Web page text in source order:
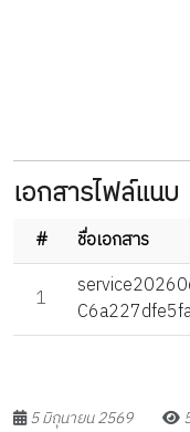
เอกสารไฟล์แนบ
# ชื่อเอกสาร
1
5 มิถุนายน 2569